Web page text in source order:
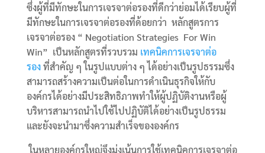
ซึ่งผู้ที่มีทักษะในการเจรจาต่อรองที่ดีกว่าย่อมได้เรียบผู้ที่
มีทักษะในการเจรจาต่อรองที่ด้อยกว่า หลักสูตรการ
เจรจาต่อรอง “ Negotiation Strategies For Win
Win” เป็นหลักสูตรที่รวบรวม เทคนิคการเจรจาต่อ
รองที่สำคัญ ๆ ในรูปแบบต่าง ๆ ได้อย่างเป็นรูปธรรมซึ่ง
สามารถสร้างความเป็นต่อในการดำเนินธุรกิจให้กับ
องค์กรได้อย่างมีประสิทธิภาพทำให้ผู้ปฏิบัติงานหรือผู้
บริหารสามารถนำไปใช้ไปปฏิบัติได้อย่างเป็นรูปธรรม
และยังจะนำมาซึ่งความสำเร็จขององค์กร
ในหลายองค์กรใหญ่จึงมุ่งเน้นการใช้เทคนิคการเจรจาต่อ